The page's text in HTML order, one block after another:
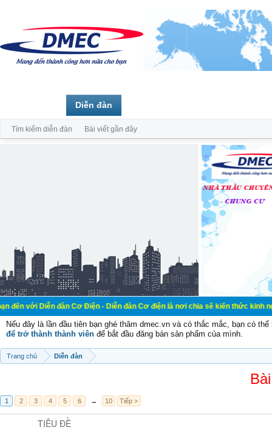
đàn Cơ Điện - Diễn đàn Cơ điện là nơi chia sẽ kiến thức kinh nghiệm
Nếu đây là lần đầu tiên bạn ghé thăm dmec.vn và có thắc mắc, bạn có
để trở thành thành viên để bắt đầu đăng bán sản phẩm của mình.
Trang chủ Diễn đàn
1 2 3 4 5 6 → 10 Tiếp >
TIÊU ĐỀ
Diễn đàn
Tìm kiếm diễn đàn Bài viết gần đây